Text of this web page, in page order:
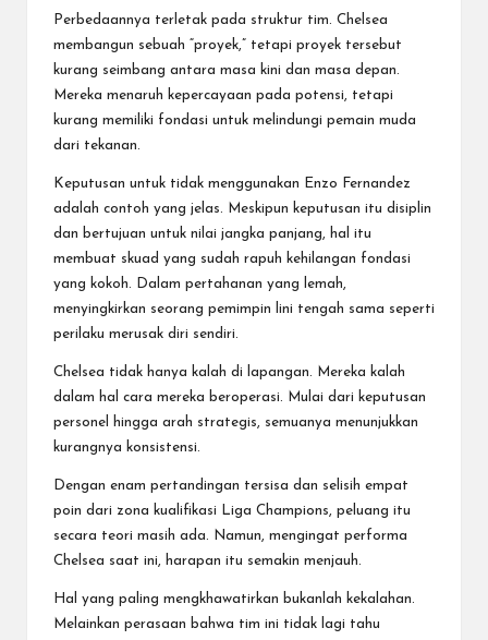
Perbedaannya terletak pada struktur tim. Chelsea
membangun sebuah “proyek,” tetapi proyek tersebut
kurang seimbang antara masa kini dan masa depan.
Mereka menaruh kepercayaan pada potensi, tetapi
kurang memiliki fondasi untuk melindungi pemain muda
dari tekanan.
Keputusan untuk tidak menggunakan Enzo Fernandez
adalah contoh yang jelas. Meskipun keputusan itu disiplin
dan bertujuan untuk nilai jangka panjang, hal itu
membuat skuad yang sudah rapuh kehilangan fondasi
yang kokoh. Dalam pertahanan yang lemah,
menyingkirkan seorang pemimpin lini tengah sama seperti
perilaku merusak diri sendiri.
Chelsea tidak hanya kalah di lapangan. Mereka kalah
dalam hal cara mereka beroperasi. Mulai dari keputusan
personel hingga arah strategis, semuanya menunjukkan
kurangnya konsistensi.
Dengan enam pertandingan tersisa dan selisih empat
poin dari zona kualifikasi Liga Champions, peluang itu
secara teori masih ada. Namun, mengingat performa
Chelsea saat ini, harapan itu semakin menjauh.
Hal yang paling mengkhawatirkan bukanlah kekalahan.
Melainkan perasaan bahwa tim ini tidak lagi tahu